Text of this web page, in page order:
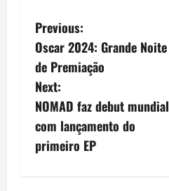
P
o
s
t
n
Previous:
Oscar 2024: Grande Noite
de Premiação
Next:
NOMAD faz debut mundial
com lançamento do
primeiro EP